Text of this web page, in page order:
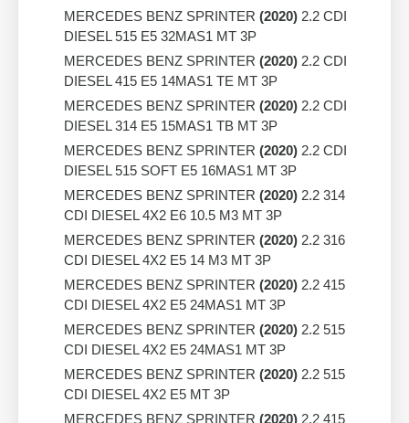
MERCEDES BENZ SPRINTER (2020) 2.2 CDI
DIESEL 515 E5 32MAS1 MT 3P
MERCEDES BENZ SPRINTER (2020) 2.2 CDI
DIESEL 415 E5 14MAS1 TE MT 3P
MERCEDES BENZ SPRINTER (2020) 2.2 CDI
DIESEL 314 E5 15MAS1 TB MT 3P
MERCEDES BENZ SPRINTER (2020) 2.2 CDI
DIESEL 515 SOFT E5 16MAS1 MT 3P
MERCEDES BENZ SPRINTER (2020) 2.2 314
CDI DIESEL 4X2 E6 10.5 M3 MT 3P
MERCEDES BENZ SPRINTER (2020) 2.2 316
CDI DIESEL 4X2 E5 14 M3 MT 3P
MERCEDES BENZ SPRINTER (2020) 2.2 415
CDI DIESEL 4X2 E5 24MAS1 MT 3P
MERCEDES BENZ SPRINTER (2020) 2.2 515
CDI DIESEL 4X2 E5 24MAS1 MT 3P
MERCEDES BENZ SPRINTER (2020) 2.2 515
CDI DIESEL 4X2 E5 MT 3P
MERCEDES BENZ SPRINTER (2020) 2.2 415